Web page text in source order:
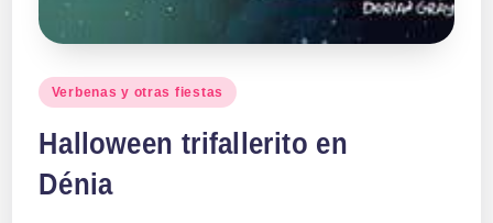
Publicado
Verbenas y otras fiestas
Halloween trifallerito en
Dénia